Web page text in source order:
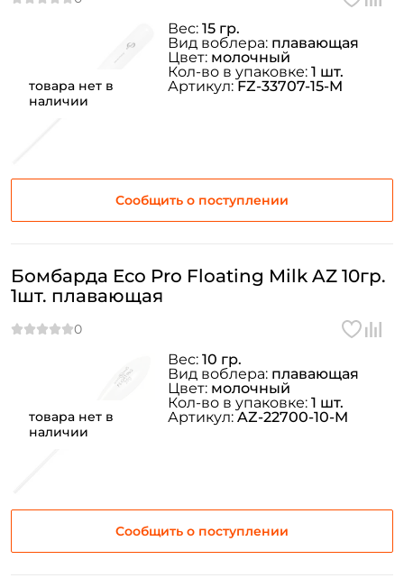
товара нет в
наличии
Сообщить о поступлении
Вес: 15 гр.
Вид воблера: плавающая
Цвет: молочный
Кол-во в упаковке: 1 шт.
Артикул:FZ-33707-15-M
товара нет в
наличии
Бомбарда Eco Pro Floating Milk AZ 10гр.
1шт. плавающая
Сообщить о поступлении
Вес: 10 гр.
Вид воблера: плавающая
Цвет: молочный
Кол-во в упаковке: 1 шт.
Артикул:AZ-22700-10-M
Email: *
Придумайте пароль: *
Заполняя данную форму вы соглашаетесь на обработку
персональных данных
У меня уже есть аккаунт